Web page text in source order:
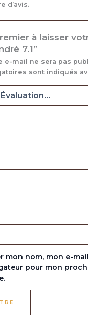
d’avis.
à laisser
7.1”
e-mail ne sera pas
sont indiqués
mon nom, mon e-
pour mon